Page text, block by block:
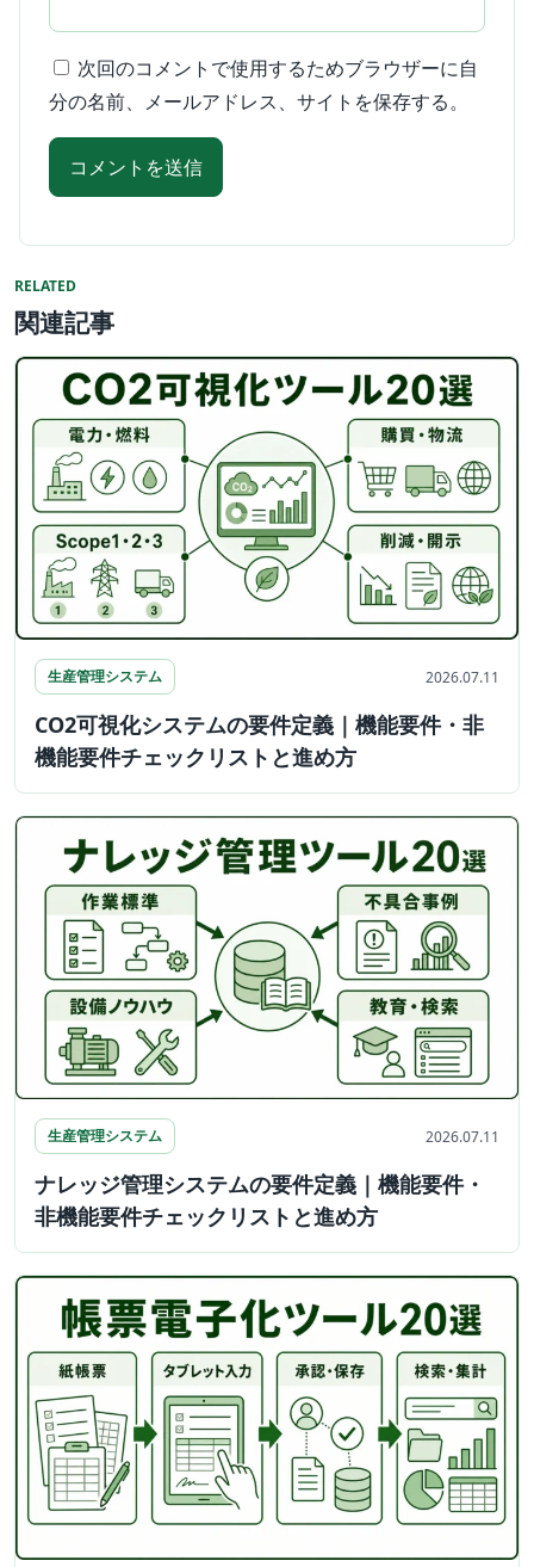
次回のコメントで使用するためブラウザーに自
分の名前、メールアドレス、サイトを保存する。
RELATED
関連記事
生産管理システム 2026.07.11
CO2可視化システムの要件定義｜機能要件・非
機能要件チェックリストと進め方
生産管理システム 2026.07.11
ナレッジ管理システムの要件定義｜機能要件・
非機能要件チェックリストと進め方